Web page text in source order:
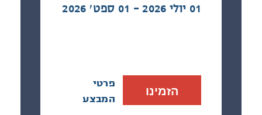
01 יולי 2026 - 01 ספט׳ 2026
הזמינו
פרטי
המבצע